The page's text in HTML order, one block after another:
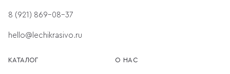
8 (921) 869-08-37
hello@lechikrasivo.ru
КАТАЛОГ О НАС